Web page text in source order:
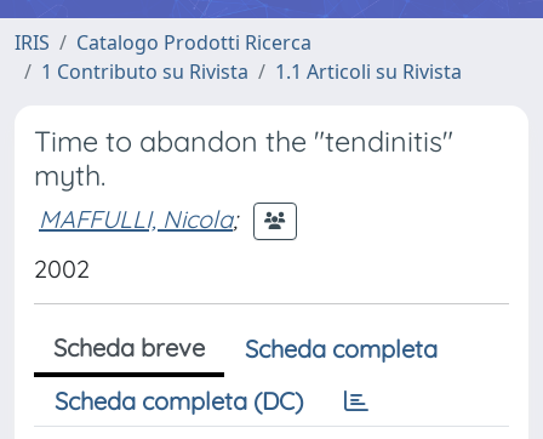
IRIS
Catalogo Prodotti Ricerca
1 Contributo su Rivista
1.1 Articoli su Rivista
Time to abandon the "tendinitis"
myth.
MAFFULLI, Nicola;
2002
Scheda breve
Scheda completa
Scheda completa (DC)